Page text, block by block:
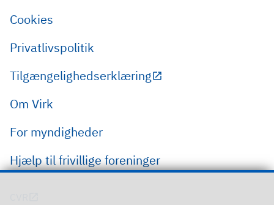
Cookies
Privatlivspolitik
Tilgængelighedserklæring
Om Virk
For myndigheder
Hjælp til frivillige foreninger